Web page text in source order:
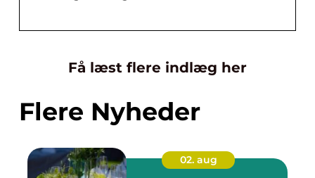
Få læst flere indlæg her
Flere Nyheder
02. aug